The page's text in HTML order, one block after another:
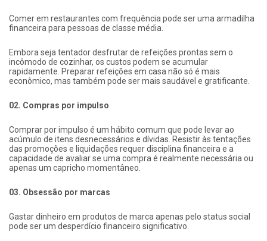
Comer em restaurantes com frequência pode ser uma armadilha
financeira para pessoas de classe média.
Embora seja tentador desfrutar de refeições prontas sem o
incômodo de cozinhar, os custos podem se acumular
rapidamente. Preparar refeições em casa não só é mais
econômico, mas também pode ser mais saudável e gratificante.
02. Compras por impulso
Comprar por impulso é um hábito comum que pode levar ao
acúmulo de itens desnecessários e dívidas. Resistir às tentações
das promoções e liquidações requer disciplina financeira e a
capacidade de avaliar se uma compra é realmente necessária ou
apenas um capricho momentâneo.
03. Obsessão por marcas
Gastar dinheiro em produtos de marca apenas pelo status social
pode ser um desperdício financeiro significativo.